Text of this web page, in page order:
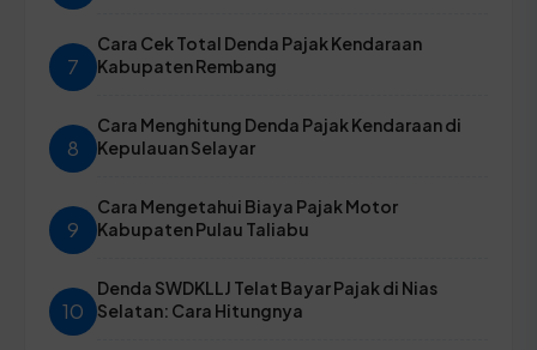
7
Cara Cek Total Denda Pajak Kendaraan
Kabupaten Rembang
8
Cara Menghitung Denda Pajak Kendaraan di
Kepulauan Selayar
9
Cara Mengetahui Biaya Pajak Motor
Kabupaten Pulau Taliabu
10
Denda SWDKLLJ Telat Bayar Pajak di Nias
Selatan: Cara Hitungnya